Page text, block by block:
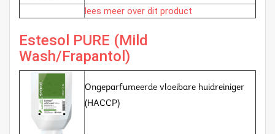
lees meer over dit product
Estesol PURE (Mild
Wash/Frapantol)
Ongeparfumeerde vloeibare huidreiniger
(HACCP)